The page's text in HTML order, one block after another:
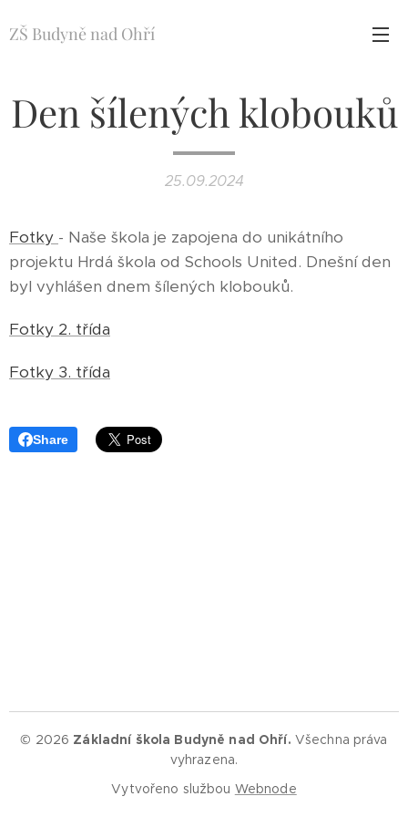
ZŠ Budyně nad Ohří
Den šílených klobouků
25.09.2024
Fotky - Naše škola je zapojena do unikátního
projektu Hrdá škola od Schools United. Dnešní den
byl vyhlášen dnem šílených klobouků.
Fotky 2. třída
Fotky 3. třída
Share
© 2026 Základní škola Budyně nad Ohří. Všechna práva
vyhrazena.
Vytvořeno službou Webnode